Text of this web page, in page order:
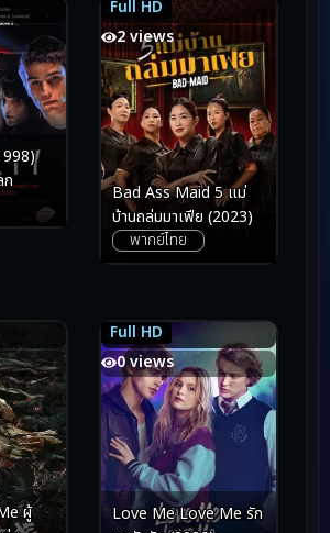
ก
Full HD
7.0
2 views
7.0
Bad Ass Maid 5 แม่
บ้านถล่มมาเฟีย (2023)
พากย์ไทย
ผู้
Full HD
5.6
0 views
5.6
Love Me Love Me รัก